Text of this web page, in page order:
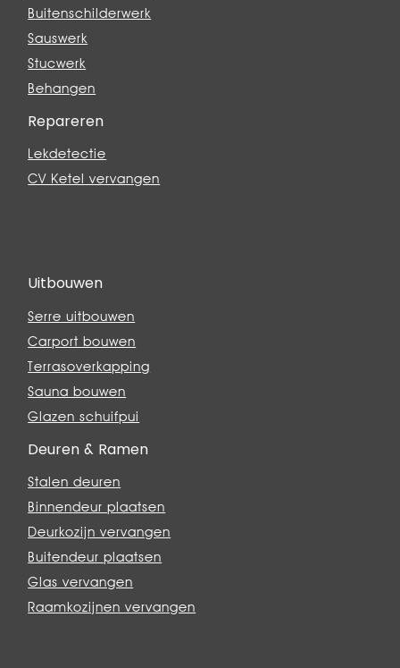
Buitenschilderwerk
Sauswerk
Stucwerk
Behangen
Repareren
Lekdetectie
CV Ketel vervangen
Uitbouwen
Serre uitbouwen
Carport bouwen
Terrasoverkapping
Sauna bouwen
Glazen schuifpui
Deuren & Ramen
Stalen deuren
Binnendeur plaatsen
Deurkozijn vervangen
Buitendeur plaatsen
Glas vervangen
Raamkozijnen vervangen